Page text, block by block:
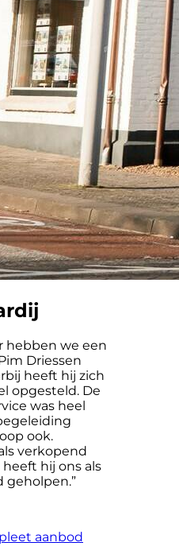
hebben we een
Driessen
heeft hij zich
opgesteld. De
was heel
ook.
verkopend
hij ons als
geholpen.”
aanbod